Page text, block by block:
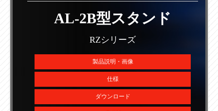
AL-2B型スタンド
RZシリーズ
製品説明・画像
仕様
ダウンロード